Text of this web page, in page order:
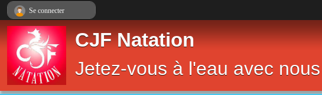
CJF Natation
Jetez-vous à l'eau avec
Se connecter
Panneau de gestion des cookies